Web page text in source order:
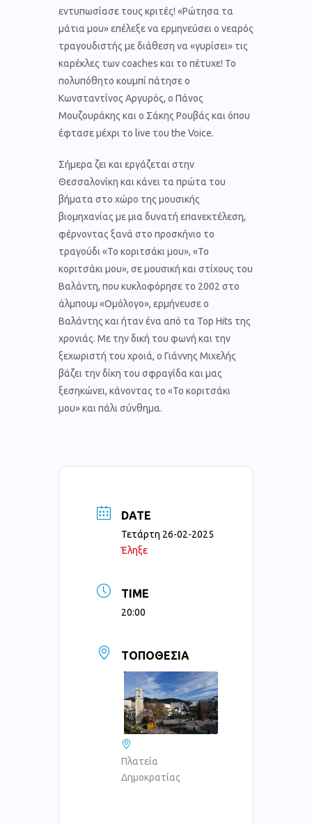
εντυπωσίασε τους κριτές! «Ρώτησα τα
μάτια μου» επέλεξε να ερμηνεύσει ο νεαρός
τραγουδιστής με διάθεση να «γυρίσει» τις
καρέκλες των coaches και το πέτυχε! Το
πολυπόθητο κουμπί πάτησε ο
Κωνσταντίνος Αργυρός, ο Πάνος
Μουζουράκης και ο Σάκης Ρουβάς και όπου
έφτασε μέχρι το live του the Voice.
Σήμερα ζει και εργάζεται στην
Θεσσαλονίκη και κάνει τα πρώτα του
βήματα στο χώρο της μουσικής
βιομηχανίας με μια δυνατή επανεκτέλεση,
φέρνοντας ξανά στο προσκήνιο το
τραγούδι «Το κοριτσάκι μου», «Το
κοριτσάκι μου», σε μουσική και στίχους του
Βαλάντη, που κυκλοφόρησε το 2002 στο
άλμπουμ «Ομόλογο», ερμήνευσε ο
Βαλάντης και ήταν ένα από τα Top Hits της
χρονιάς. Με την δική του φωνή και την
ξεχωριστή του χροιά, ο Γιάννης Μιχελής
βάζει την δίκη του σφραγίδα και μας
ξεσηκώνει, κάνοντας το «Το κοριτσάκι
μου» και πάλι σύνθημα.
DATE
Τετάρτη 26-02-2025
Έληξε
TIME
20:00
ΤΟΠΟΘΕΣΊΑ
Πλατεία
Δημοκρατίας